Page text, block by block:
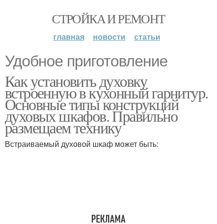
СТРОЙКА И РЕМОНТ
главная новости статьи
Удобное приготовление
Как установить духовку
встроенную в кухонный гарнитур.
Основные типы конструкций
духовых шкафов. Правильно
размещаем технику
Встраиваемый духовой шкаф может быть: